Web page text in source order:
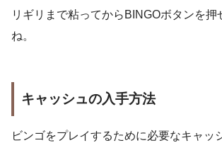
リギリまで粘ってからBINGOボタンを押
ね。
キャッシュの入手方法
ビンゴをプレイするために必要なキャッ